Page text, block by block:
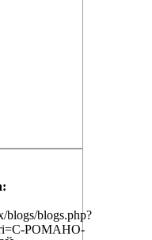
blogs/blogs.php?
РОМАНО-